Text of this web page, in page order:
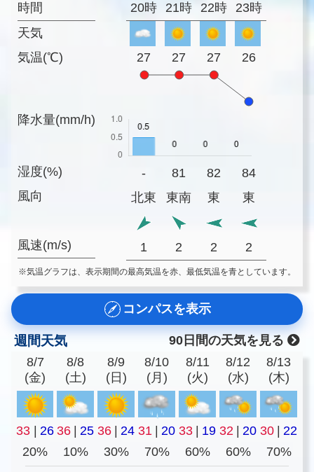
時間
天気
気温(℃)
降水量(mm/h)
湿度(%)
風向
風速(m/s)
20時 21時 22時 23時
27 27 27 26
- 81 82
84
北東
東南 東 東
1 2 2 2
※気温グラフは、表示期間の最高気温を赤、最低気温を青としています。
コンパスを表示
週間天気
90日間の天気を見る
8/7
(金)
8/8
(土)
8/9
(日)
8/10
(月)
8/11
(火)
8/12
(水)
8/13
(木)
33 26 36 25 36 24 31 20 33 19 32 20 30
22
20%
10% 30% 70% 60% 60% 70%